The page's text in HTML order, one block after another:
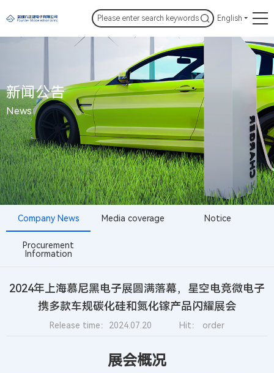
English
新闻公告
News
Company News Media coverage Notice
Procurement
Information
2024年上海慕尼黑电子展圆满落幕，星空电竞微电子
携多款车规碳化硅和氮化镓产品闪耀展会
Release time：2024.07.20 Hit： order
展会概况